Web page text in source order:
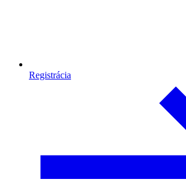
Registrácia